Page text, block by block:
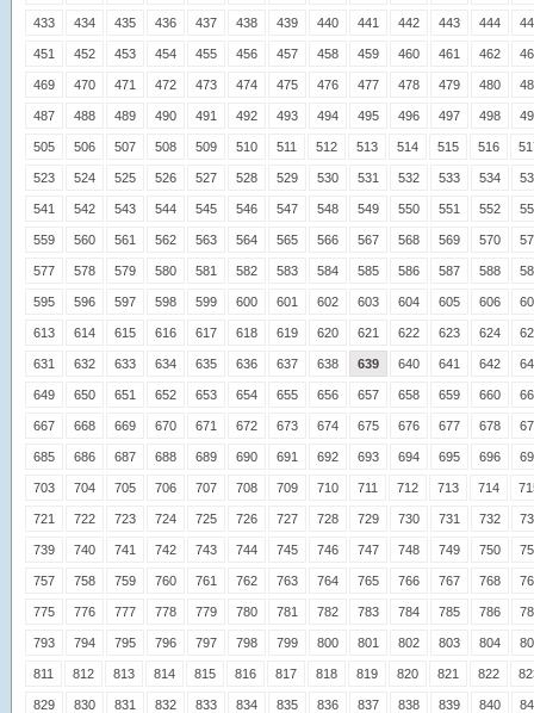
433 434 435 436 437 438 439 440 441 442 443 444
451 452 453 454 455 456 457 458 459 460 461 462
469 470 471 472 473 474 475 476 477 478 479 480
487 488 489 490 491 492 493 494 495 496 497 498
505 506 507 508 509 510 511 512 513 514 515 516
523 524 525 526 527 528 529 530 531 532 533 534
541 542 543 544 545 546 547 548 549 550 551 552
559 560 561 562 563 564 565 566 567 568 569 570
577 578 579 580 581 582 583 584 585 586 587 588
595 596 597 598 599 600 601 602 603 604 605 606
613 614 615 616 617 618 619 620 621 622 623 624
631 632 633 634 635 636 637 638 639 640 641 642
649 650 651 652 653 654 655 656 657 658 659 660
667 668 669 670 671 672 673 674 675 676 677 678
685 686 687 688 689 690 691 692 693 694 695 696
703 704 705 706 707 708 709 710 711 712 713 714
721 722 723 724 725 726 727 728 729 730 731 732
739 740 741 742 743 744 745 746 747 748 749 750
757 758 759 760 761 762 763 764 765 766 767 768
775 776 777 778 779 780 781 782 783 784 785 786
793 794 795 796 797 798 799 800 801 802 803 804
811 812 813 814 815 816 817 818 819 820 821 822
829 830 831 832 833 834 835 836 837 838 839 840